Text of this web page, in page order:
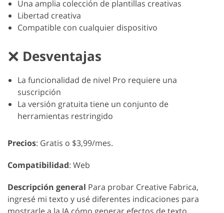
Una amplia colección de plantillas creativas
Libertad creativa
Compatible con cualquier dispositivo
Desventajas
La funcionalidad de nivel Pro requiere una
suscripción
La versión gratuita tiene un conjunto de
herramientas restringido
Precios: Gratis o $3,99/mes.
Compatibilidad: Web
Descripción general Para probar Creative Fabrica,
ingresé mi texto y usé diferentes indicaciones para